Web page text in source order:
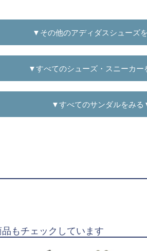
▼その他のアディダスシューズ
▼すべてのシューズ・スニーカー
▼すべてのサンダルをみる
もチェックしています